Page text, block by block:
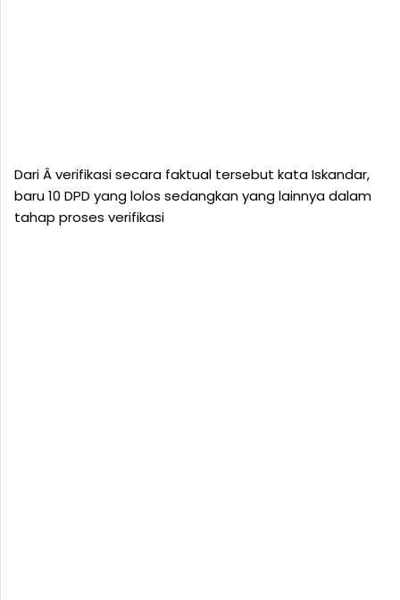
Dari Â verifikasi secara faktual tersebut kata Iskandar,
baru 10 DPD yang lolos sedangkan yang lainnya dalam
tahap proses verifikasi